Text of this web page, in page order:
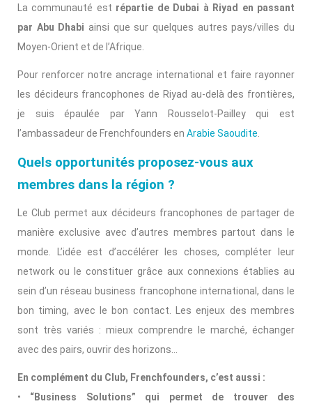
La communauté est répartie de Dubai à Riyad en passant
par Abu Dhabi ainsi que sur quelques autres pays/villes du
Moyen-Orient et de l’Afrique.
Pour renforcer notre ancrage international et faire rayonner
les décideurs francophones de Riyad au-delà des frontières,
je suis épaulée par Yann Rousselot-Pailley qui est
l’ambassadeur de Frenchfounders en Arabie Saoudite
Quels opportunités proposez-vous aux
membres dans la région ?
Le Club permet aux décideurs francophones de partager de
manière exclusive avec d’autres membres partout dans le
monde. L’idée est d’accélérer les choses, compléter leur
network ou le constituer grâce aux connexions établies au
sein d’un réseau business francophone international, dans le
bon timing, avec le bon contact. Les enjeux des membres
sont très variés : mieux comprendre le marché, échanger
avec des pairs, ouvrir des horizons…
En complément du Club, Frenchfounders, c’est aussi :
• “Business Solutions” qui permet de trouver des